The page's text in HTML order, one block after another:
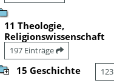
11 Theologie,
Religionswissenschaft
197 Einträge
15 Geschichte